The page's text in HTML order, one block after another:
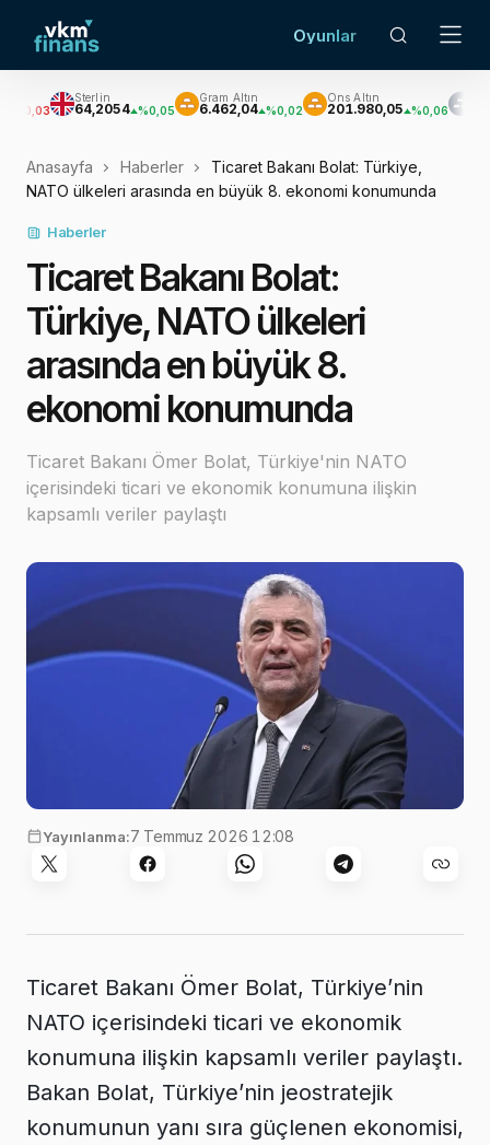
Oyunlar
64,2054 %0,05
Gram Altın
6.462,04 %0,02
Ons Altın
201.980,05 %0,06 2.922,46
Anasayfa Haberler
Ticaret Bakanı Bolat: Türkiye,
NATO ülkeleri arasında en büyük 8. ekonomi konumunda
Haberler
Ticaret Bakanı Bolat:
Türkiye, NATO ülkeleri
arasında en büyük 8.
ekonomi konumunda
Ticaret Bakanı Ömer Bolat, Türkiye'nin NATO
içerisindeki ticari ve ekonomik konumuna ilişkin
kapsamlı veriler paylaştı
Yayınlanma:7 Temmuz 2026 12:08
Ticaret Bakanı Ömer Bolat, Türkiye’nin
NATO içerisindeki ticari ve ekonomik
konumuna ilişkin kapsamlı veriler paylaştı.
Bakan Bolat, Türkiye’nin jeostratejik
konumunun yanı sıra güçlenen ekonomisi,